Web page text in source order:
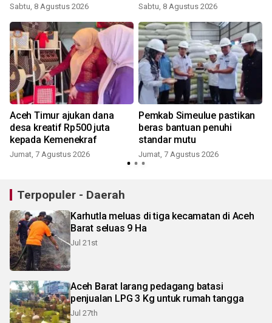
Sabtu, 8 Agustus 2026 Sabtu, 8 Agustus 2026
Aceh Timur ajukan dana
desa kreatif Rp500 juta
kepada Kemenekraf
Jumat, 7 Agustus 2026
Pemkab Simeulue pastikan
beras bantuan penuhi
standar mutu
Jumat, 7 Agustus 2026
Terpopuler - Daerah
Karhutla meluas di tiga kecamatan di Aceh
Barat seluas 9 Ha
Jul 21st
Aceh Barat larang pedagang batasi
penjualan LPG 3 Kg untuk rumah tangga
Jul 27th